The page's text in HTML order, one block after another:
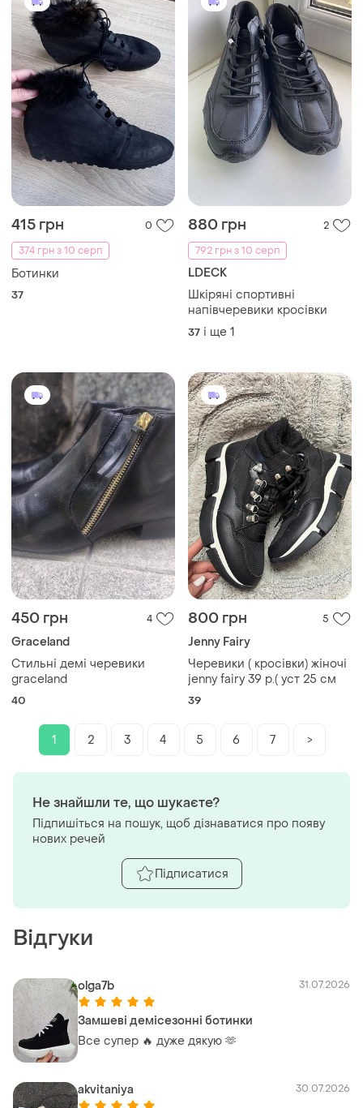
415 грн
0
374 грн з 10 серп
Ботинки
37
880 грн
2
792 грн з 10 серп
LDECK
Шкіряні спортивні
напівчеревики кросівки
37 і ще 1
450 грн 4
Graceland
Стильні демі черевики
graceland
40
800 грн 5
Jenny Fairy
Черевики ( кросівки) жіночі
jenny fairy 39 р.( уст 25 см
39
1 2 3 4 5 6 7 >
Відгуки
olga7b 31.07.2026
Замшеві демісезонні ботинки
Все супер 🔥 дуже дякую 🫶
akvitaniya 30.07.2026
Не знайшли те, що шукаєте?
Підпишіться на пошук, щоб дізнаватися про появу
нових речей
Підписатися